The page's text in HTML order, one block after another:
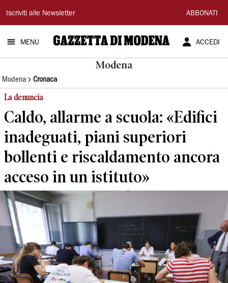
Gazzetta
di
Modena
Iscriviti alle Newsletter ABBONATI
MENU ACCEDI
Modena
Modena Cronaca
La denuncia
Caldo, allarme a scuola: «Edifici
inadeguati, piani superiori
bollenti e riscaldamento ancora
acceso in un istituto»